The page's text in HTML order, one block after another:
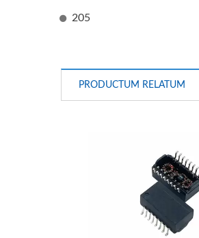
205
PRODUCTUM RELATUM